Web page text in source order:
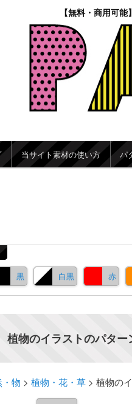
【無料・商用可
ンコンテンツへ移動
コンテンツへ移動
当サイト素材の使い方 パ
黒 白黒 赤
植物のイラストのパタ
・物 > 植物・花・草> 植物の